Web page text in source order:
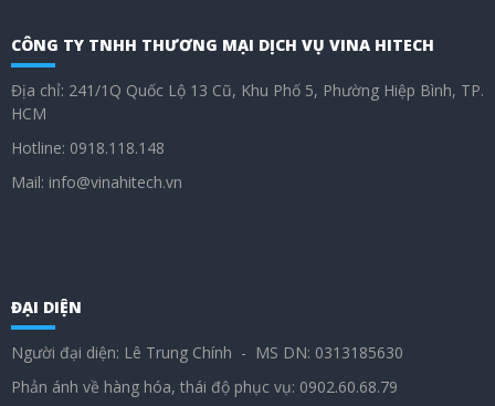
CÔNG TY TNHH THƯƠNG MẠI DỊCH VỤ VINA HITECH
Địa chỉ: 241/1Q Quốc Lộ 13 Cũ, Khu Phố 5, Phường Hiệp Bình, TP.
HCM
Hotline: 0918.118.148
Mail: info@vinahitech.vn
ĐẠI DIỆN
Người đại diện: Lê Trung Chính - MS DN: 0313185630
Phản ánh về hàng hóa, thái độ phục vụ: 0902.60.68.79